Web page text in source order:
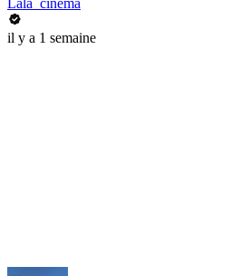
Lala_cinema
il y a 1 semaine